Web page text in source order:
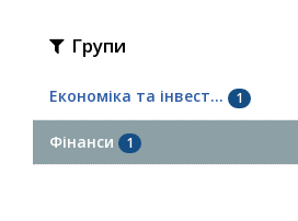
Групи
Економіка та інвест... 1
Фінанси 1